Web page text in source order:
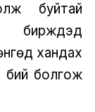
буйтай
хандах
бий болгож